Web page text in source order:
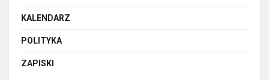
KALENDARZ
POLITYKA
ZAPISKI